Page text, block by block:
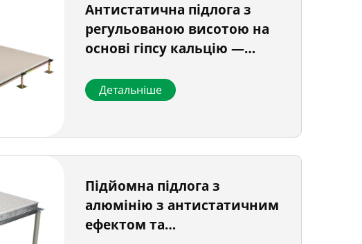
Антистатична підлога з
регульованою висотою на
основі гіпсу кальцію —
Детальніше
Підйомна підлога з
алюмінію з антистатичним
ефектом та